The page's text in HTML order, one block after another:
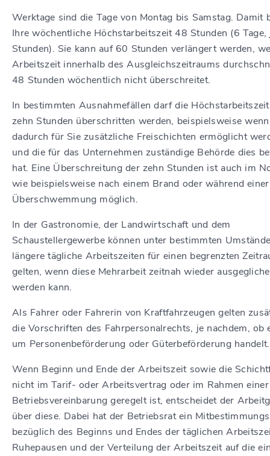
Werktage sind die Tage von Montag bis Samstag. Damit
Ihre wöchentliche Höchstarbeitszeit 48 Stunden (6 Tage,
Stunden). Sie kann auf 60 Stunden verlängert werden,
Arbeitszeit innerhalb des Ausgleichszeitraums
48 Stunden wöchentlich nicht überschreitet.
In bestimmten Ausnahmefällen darf die
zehn Stunden überschritten werden, beispielsweise wenn
dadurch für Sie zusätzliche Freischichten ermöglicht
und die für das Unternehmen zuständige Behörde dies
hat. Eine Überschreitung der zehn Stunden ist auch im
wie beispielsweise nach einem Brand oder während einer
Überschwemmung möglich.
In der Gastronomie, der Landwirtschaft und dem
Schaustellergewerbe können unter bestimmten
längere tägliche Arbeitszeiten für einen begrenzten
gelten, wenn diese Mehrarbeit zeitnah wieder
werden kann.
Als Fahrer oder Fahrerin von Kraftfahrzeugen gelten
die Vorschriften des Fahrpersonalrechts, je nachdem, ob
um Personenbeförderung oder Güterbeförderung handelt.
Wenn Beginn und Ende der Arbeitszeit sowie die
nicht im Tarif- oder Arbeitsvertrag oder im Rahmen einer
Betriebsvereinbarung geregelt ist, entscheidet der
über diese. Dabei hat der Betriebsrat ein
bezüglich des Beginns und Endes der täglichen
Ruhepausen und der Verteilung der Arbeitszeit auf die